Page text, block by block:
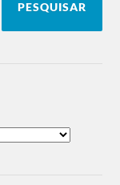
PESQUISAR